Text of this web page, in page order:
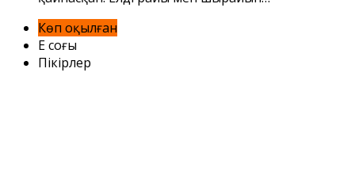
Көп оқылған
Ең соңғы
Пікірлер